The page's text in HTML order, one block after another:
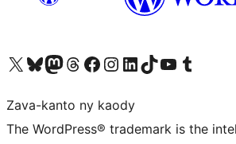
Tsidiho ny kaonty X (twitter fahiny)
Visit our Bluesky account
Tsidiho ny kaonty Mastodon antsika
Visit our Threads account
Tsidiho ny pejy facebook
Tsidiho ny kaonty Instagram
Tsidiho ny Linkedin
Visit our TikTok account
Tsidiho ny Youtube
Visit our Tumblr
Zava-kanto ny kaody
The WordPress® trademark is the